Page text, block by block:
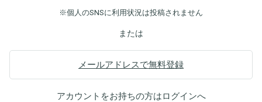
※個人のSNSに利用状況は投稿されません
または
メールアドレスで無料登録
アカウントをお持ちの方はログインへ